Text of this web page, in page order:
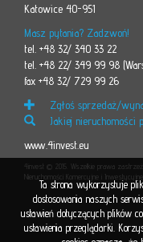
Katowice 40-951
Masz pytania? Zadzwoń!
tel. +48 32/ 340 33 22
tel. +48 22/ 349 99 98
fax +48 32/ 729 99 26
Zgłoś sprzedaż/
Jakiej nieruchomości
www.4invest.eu
4invest © 2015. Wszelkie prawa
Nieruchomości Komercyjne i Inwestycyjne
Ta strona wykorzystuje
dostosowania naszych
ustawień dotyczących plików
ustawienia przeglądarki.